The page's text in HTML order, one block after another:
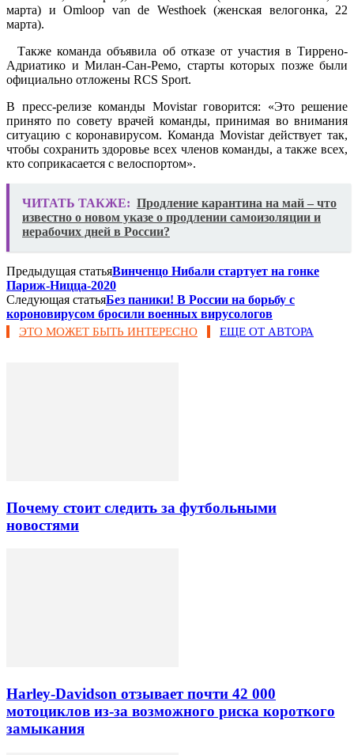
марта) и Omloop van de Westhoek (женская велогонка, 22
марта).
Также команда объявила об отказе от участия в Тиррено-
Адриатико и Милан-Сан-Ремо, старты которых позже были
официально отложены RCS Sport.
В пресс-релизе команды Movistar говорится: «Это решение
принято по совету врачей команды, принимая во внимания
ситуацию с коронавирусом. Команда Movistar действует так,
чтобы сохранить здоровье всех членов команды, а также всех,
кто соприкасается с велоспортом».
ЧИТАТЬ ТАКЖЕ: Продление карантина на май – что
известно о новом указе о продлении самоизоляции и
нерабочих дней в России?
Предыдущая статьяВинченцо Нибали стартует на гонке
Париж-Ницца-2020
Следующая статьяБез паники! В России на борьбу с
короновирусом бросили военных вирусологов
ЭТО МОЖЕТ БЫТЬ ИНТЕРЕСНО ЕЩЕ ОТ АВТОРА
Почему стоит следить за футбольными
новостями
Harley-Davidson отзывает почти 42 000
мотоциклов из-за возможного риска короткого
замыкания